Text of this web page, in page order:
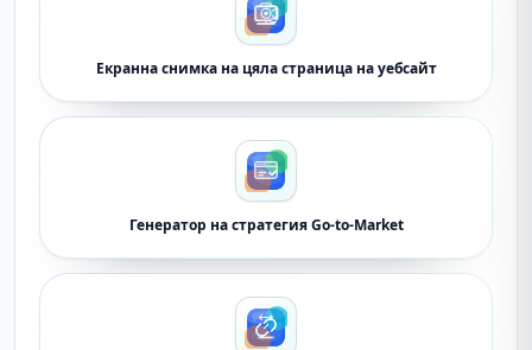
Екранна снимка на цяла страница на уебсайт
Генератор на стратегия Go-to-Market